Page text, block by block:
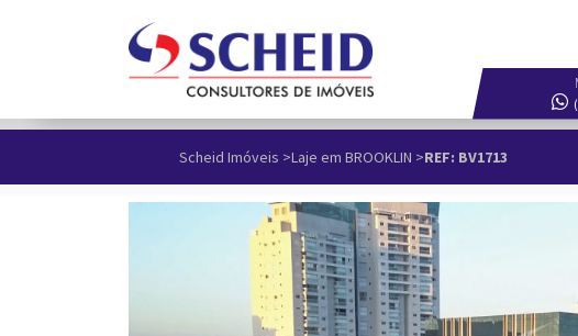
Scheid Imóveis >Laje em BROOKLIN >REF: BV1713